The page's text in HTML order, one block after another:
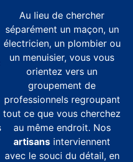
Au lieu de chercher
séparément un maçon, un
électricien, un plombier ou
un menuisier, vous vous
orientez vers un
groupement de
professionnels regroupant
tout ce que vous cherchez
au même endroit. Nos
artisans interviennent
avec le souci du détail, en